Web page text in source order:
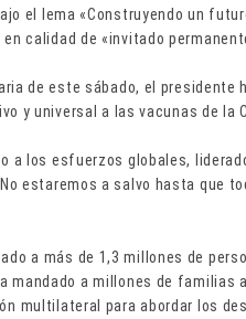
el lema «Construyendo un
calidad de «invitado
de este sábado, el presidente
y universal a las vacunas de la
a los esfuerzos globales,
estaremos a salvo hasta que
a más de 1,3 millones de
mandado a millones de familias
multilateral para abordar los